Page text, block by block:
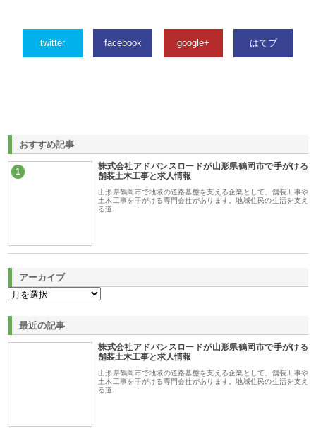
twitter facebook google+ はてブ
おすすめ記事
1
株式会社アドバンスロードが山形県鶴岡市で手がける
舗装土木工事と求人情報
山形県鶴岡市で地域の道路基盤を支える企業として、舗装工事や
土木工事を手がける専門会社があります。地域住民の生活を支え
る道…
アーカイブ
最近の記事
株式会社アドバンスロードが山形県鶴岡市で手がける
舗装土木工事と求人情報
山形県鶴岡市で地域の道路基盤を支える企業として、舗装工事や
土木工事を手がける専門会社があります。地域住民の生活を支え
る道…